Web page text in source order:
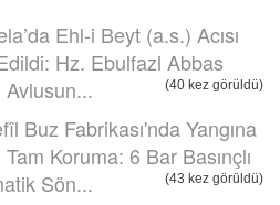
Ehl-i Beyt (a.s.) Acısı
Hz. Ebulfazl Abbas
Avlusun...
(40 kez görüldü)
Buz Fabrikası'nda Yangına
Tam Koruma: 6 Bar Basınçlı
Sön...
(43 kez görüldü)